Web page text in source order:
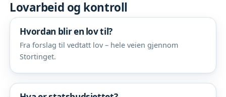
Lovarbeid og kontroll
Hvordan blir en lov til?
Fra forslag til vedtatt lov – hele veien gjennom
Stortinget.